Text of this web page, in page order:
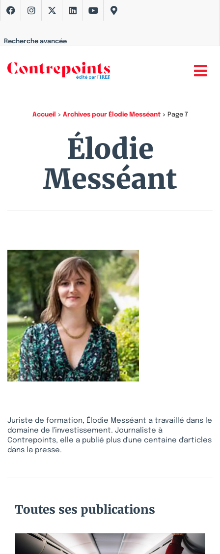
Recherche avancée
Accueil > Archives pour Élodie Messéant> Page 7
Élodie
Messéant
Juriste de formation, Élodie Messéant a travaillé dans le
domaine de l'investissement. Journaliste à
Contrepoints, elle a publié plus d'une centaine d'articles
dans la presse.
Toutes ses publications